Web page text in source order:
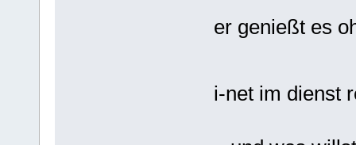
er genießt es
i-net im dienst